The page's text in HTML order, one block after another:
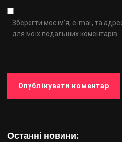
Останні новини:
Зберегти моє ім'я, e-mail, та
для моїх подальших коментарів.